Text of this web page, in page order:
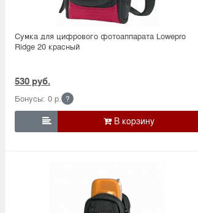
Сумка для цифрового фотоаппарата Lowepro
Ridge 20 красный
530 руб.
Бонусы: 0 р. ?
